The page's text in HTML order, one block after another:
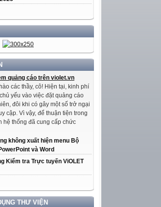
quảng cáo trên violet.vn
các thầy, cô! Hiện tại, kinh phí
yếu vào việc đặt quảng cáo
đôi khi có gây một số trở ngại
cập. Vì vậy, để thuận tiện trong
hệ thống đã cung cấp chức
không xuất hiện menu Bộ
và Word
Kiểm tra Trực tuyến ViOLET
THƯ VIỆN